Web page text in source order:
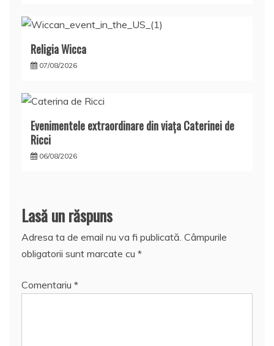
Religia Wicca
07/08/2026
Evenimentele extraordinare din viața Caterinei de
Ricci
06/08/2026
Lasă un răspuns
Adresa ta de email nu va fi publicată. Câmpurile
obligatorii sunt marcate cu *
Comentariu *